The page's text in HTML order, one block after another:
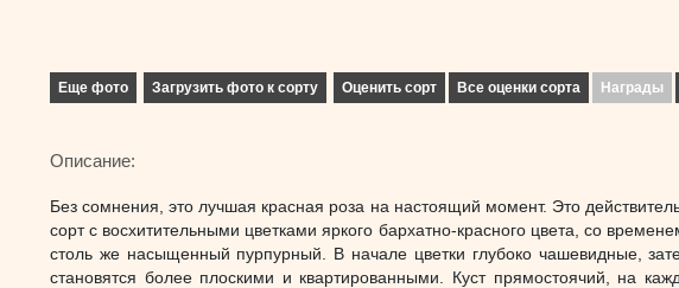
Еще фото Загрузить фото к сорту Оценить сорт Все оценки сорта Награды
Описание:
Без сомнения, это лучшая красная роза на настоящий момент. Это
сорт с восхитительными цветками яркого бархатно-красного цвета, со
столь же насыщенный пурпурный. В начале цветки глубоко чашевидные,
становятся более плоскими и квартированными. Куст прямостоячий, на